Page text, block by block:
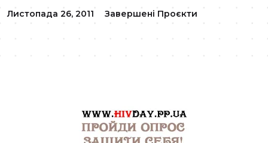
Листопада 26, 2011 Завершені Проєкти